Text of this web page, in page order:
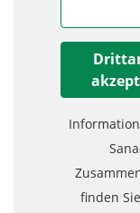
finden